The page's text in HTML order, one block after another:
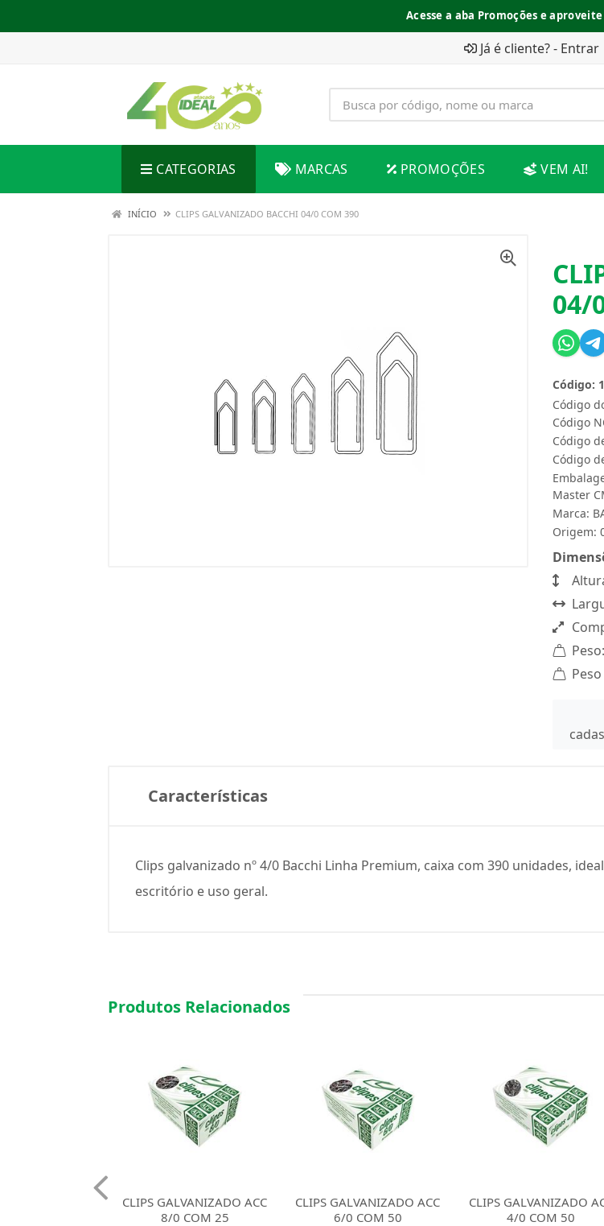
Acesse a aba Promoções e
Já é cliente? - Entrar
CATEGORIAS MARCAS PROMOÇÕES VEM AI!
INÍCIO CLIPS GALVANIZADO BACCHI 04/0 COM 390
04/
Código
Código:
Código
Código
Código
Master
Marca:
Origem:
Características
Clips galvanizado nº 4/0 Bacchi Linha Premium, caixa com 390 unidades,
escritório e uso geral.
Produtos Relacionados
CLIPS GALVANIZADO ACC
6/0 COM 50
CLIPS GALVANIZADO ACC
4/0 COM 50
CLIPS GALVANIZADO
3/0 COM 50